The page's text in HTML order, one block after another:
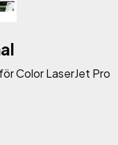
Color LaserJet Pro